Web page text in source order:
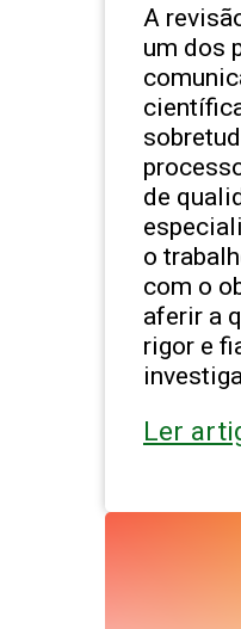
A
um dos
de
o
com o
aferir a
rigor e
Ler